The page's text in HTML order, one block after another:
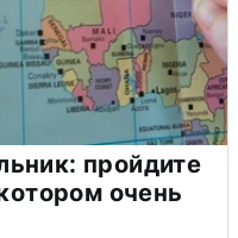
пройдите
очень